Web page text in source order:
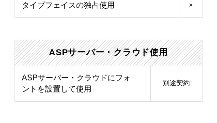
タイプフェイスの独占使用 ×
ASPサーバー・クラウド使用
ASPサーバー・クラウドにフォ
ントを設置して使用
別途契約